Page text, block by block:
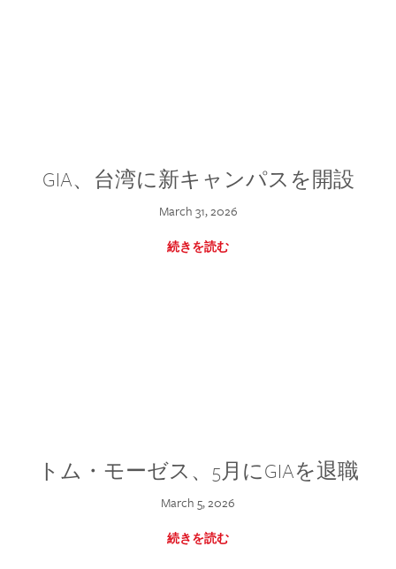
GIA、台湾に新キャンパスを開設
March 31, 2026
続きを読む
トム・モーゼス、5月にGIAを退職
March 5, 2026
続きを読む